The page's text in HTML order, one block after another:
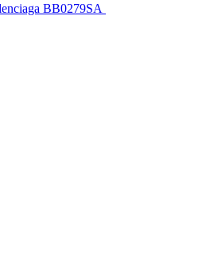
BB0279SA